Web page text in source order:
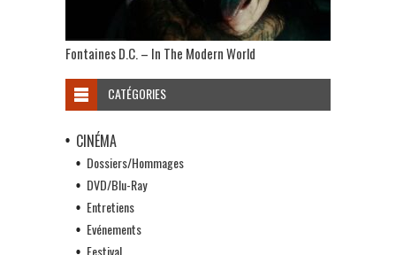
Fontaines D.C. – In The Modern World
CATÉGORIES
CINÉMA
Dossiers/Hommages
DVD/Blu-Ray
Entretiens
Evénements
Festival